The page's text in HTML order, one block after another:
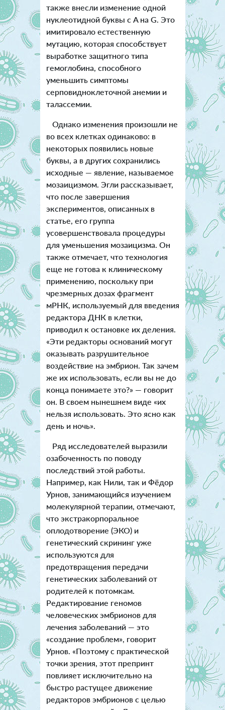
также внесли изменение одной
нуклеотидной буквы с A на G. Это
имитировало естественную
мутацию, которая способствует
выработке защитного типа
гемоглобина, способного
уменьшить симптомы
серповидноклеточной анемии и
талассемии.
Однако изменения произошли не
во всех клетках одинаково: в
некоторых появились новые
буквы, а в других сохранились
исходные — явление, называемое
мозаицизмом. Эгли рассказывает,
что после завершения
экспериментов, описанных в
статье, его группа
усовершенствовала процедуры
для уменьшения мозаицизма. Он
также отмечает, что технология
еще не готова к клиническому
применению, поскольку при
чрезмерных дозах фрагмент
мРНК, используемый для введения
редактора ДНК в клетки,
приводил к остановке их деления.
«Эти редакторы оснований могут
оказывать разрушительное
воздействие на эмбрион. Так зачем
же их использовать, если вы не до
конца понимаете это?» — говорит
он. В своем нынешнем виде «их
нельзя использовать. Это ясно как
день и ночь».
Ряд исследователей выразили
озабоченность по поводу
последствий этой работы.
Например, как Нили, так и Фёдор
Урнов, занимающийся изучением
молекулярной терапии, отмечают,
что экстракорпоральное
оплодотворение (ЭКО) и
генетический скрининг уже
используются для
предотвращения передачи
генетических заболеваний от
родителей к потомкам.
Редактирование геномов
человеческих эмбрионов для
лечения заболеваний — это
«создание проблем», говорит
Урнов. «Поэтому с практической
точки зрения, этот препринт
повлияет исключительно на
быстро растущее движение
редакторов эмбрионов с целью